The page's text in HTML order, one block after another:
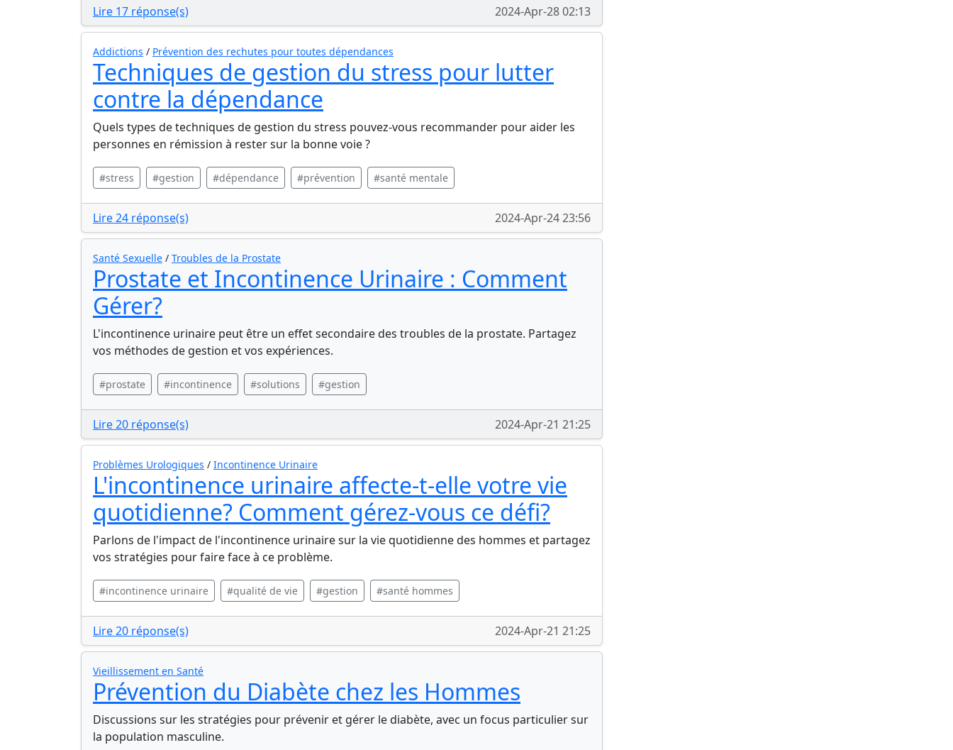
Lire 17 réponse(s) 2024-Apr-28 02:13
Addictions / Prévention des rechutes pour toutes dépendances
Techniques de gestion du stress pour lutter
contre la dépendance
Quels types de techniques de gestion du stress pouvez-vous recommander pour aider les
personnes en rémission à rester sur la bonne voie ?
#stress #gestion #dépendance #prévention #santé mentale
Lire 24 réponse(s) 2024-Apr-24 23:56
Santé Sexuelle / Troubles de la Prostate
Prostate et Incontinence Urinaire : Comment
Gérer?
L'incontinence urinaire peut être un effet secondaire des troubles de la prostate. Partagez
vos méthodes de gestion et vos expériences.
#prostate #incontinence #solutions #gestion
Lire 20 réponse(s) 2024-Apr-21 21:25
Problèmes Urologiques / Incontinence Urinaire
L'incontinence urinaire affecte-t-elle votre vie
quotidienne? Comment gérez-vous ce défi?
Parlons de l'impact de l'incontinence urinaire sur la vie quotidienne des hommes et partagez
vos stratégies pour faire face à ce problème.
#incontinence urinaire #qualité de vie #gestion #santé hommes
Lire 20 réponse(s) 2024-Apr-21 21:25
Vieillissement en Santé
Prévention du Diabète chez les Hommes
Discussions sur les stratégies pour prévenir et gérer le diabète, avec un focus particulier sur
la population masculine.